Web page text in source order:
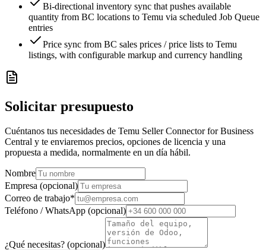
Bi-directional inventory sync that pushes available
quantity from BC locations to Temu via scheduled Job Queue
entries
Price sync from BC sales prices / price lists to Temu
listings, with configurable markup and currency handling
Solicitar presupuesto
Cuéntanos tus necesidades de Temu Seller Connector for Business
Central y te enviaremos precios, opciones de licencia y una
propuesta a medida, normalmente en un día hábil.
Nombre
Empresa (opcional)
Correo de trabajo*
Teléfono / WhatsApp (opcional)
¿Qué necesitas? (opcional)